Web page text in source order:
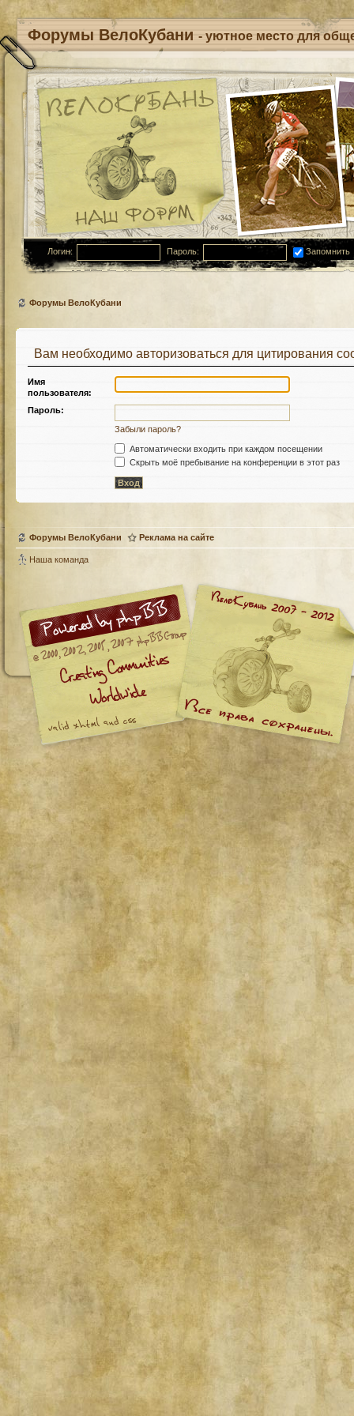
Форумы ВелоКубани - уютное место для
Логин: Пароль: Запомнить
Форумы ВелоКубани
Вам необходимо авторизоваться для цитирования
Имя
пользователя:
Пароль:
Забыли пароль?
Автоматически входить при каждом посещении
Скрыть моё пребывание на конференции в этот раз
Форумы ВелоКубани Реклама на сайте
Наша команда